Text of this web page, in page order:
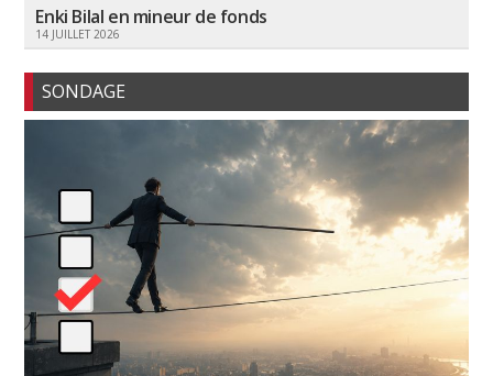
Enki Bilal en mineur de fonds
14 JUILLET 2026
SONDAGE